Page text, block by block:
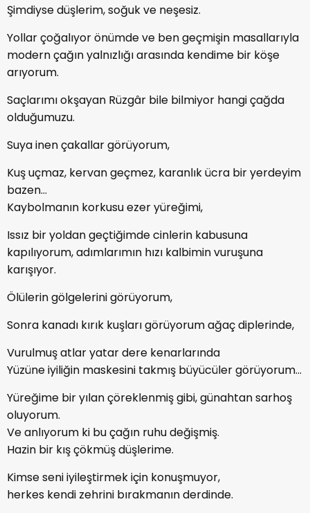
Şimdiyse düşlerim, soğuk ve neşesiz.
Yollar çoğalıyor önümde ve ben geçmişin masallarıyla
modern çağın yalnızlığı arasında kendime bir köşe
arıyorum.
Saçlarımı okşayan Rüzgâr bile bilmiyor hangi çağda
olduğumuzu.
Suya inen çakallar görüyorum,
Kuş uçmaz, kervan geçmez, karanlık ücra bir yerdeyim
bazen…
Kaybolmanın korkusu ezer yüreğimi,
Issız bir yoldan geçtiğimde cinlerin kabusuna
kapılıyorum, adımlarımın hızı kalbimin vuruşuna
karışıyor.
Ölülerin gölgelerini görüyorum,
Sonra kanadı kırık kuşları görüyorum ağaç diplerinde,
Vurulmuş atlar yatar dere kenarlarında
Yüzüne iyiliğin maskesini takmış büyücüler görüyorum…
Yüreğime bir yılan çöreklenmiş gibi, günahtan sarhoş
oluyorum.
Ve anlıyorum ki bu çağın ruhu değişmiş.
Hazin bir kış çökmüş düşlerime.
Kimse seni iyileştirmek için konuşmuyor,
herkes kendi zehrini bırakmanın derdinde.